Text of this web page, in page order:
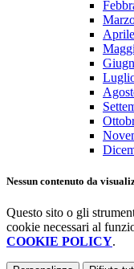
Aprile
Nessun contenuto da
Questo sito o gli
cookie necessari al
COOKIE POLICY.